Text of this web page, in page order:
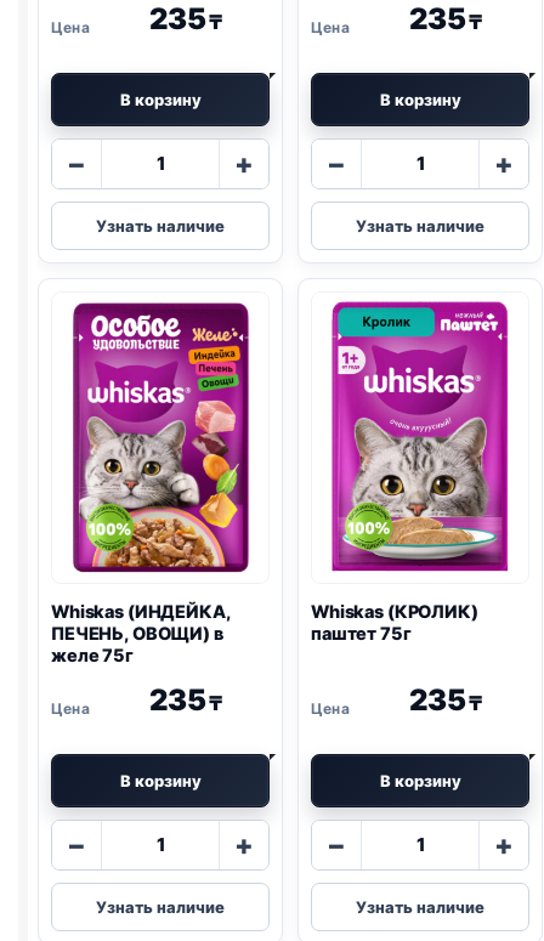
235₸
В корзину
−
Количество
Whiskas
(ТЕЛЯТИНА,
ЯГНЕНОК,
75г
+
Узнать наличие
235₸
В корзину
−
Количество
Whiskas
(КУРИЦА,
ИНДЕЙКА)
75г
+
Узнать наличие
Whiskas (ИНДЕЙКА,
ПЕЧЕНЬ, ОВОЩИ) в
желе 75г
235₸
В корзину
−
Количество
Whiskas
(ИНДЕЙКА,
+
Узнать наличие
Whiskas (КРОЛИК)
паштет 75г
235₸
В корзину
−
Количество
Whiskas
(КРОЛИК)
+
Узнать наличие